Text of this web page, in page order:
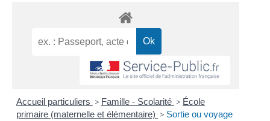
Accueil particuliers > Famille - Scolarité > École
primaire (maternelle et élémentaire) > Sortie ou voyage